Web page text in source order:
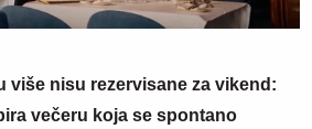
više nisu rezervisane za vikend:
večeru koja se spontano